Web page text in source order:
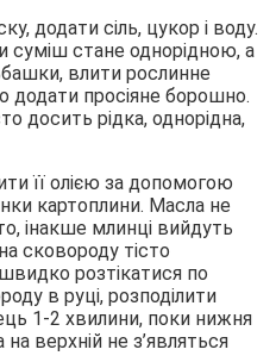
додати сіль, цукор і воду.
суміш стане однорідною, а
влити рослинне
додати просіяне борошно.
досить рідка, однорідна,
її олією за допомогою
картоплини. Масла не
інакше млинці вийдуть
сковороду тісто
розтікатися по
в руці, розподілити
1-2 хвилини, поки нижня
верхній не з’являться